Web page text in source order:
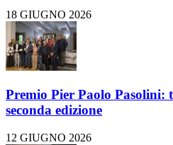
18 GIUGNO 2026
Premio Pier Paolo
seconda edizione
12 GIUGNO 2026